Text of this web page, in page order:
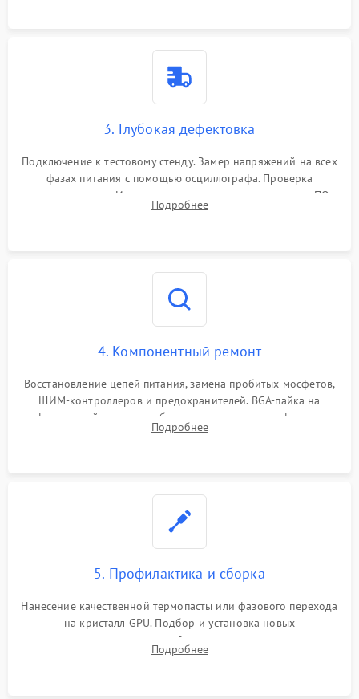
3. Глубокая дефектовка
Подключение к тестовому стенду. Замер напряжений на всех
фазах питания с помощью осциллографа. Проверка
инициализации. Использование специализированного ПО
MATS
Подробнее
4. Компонентный ремонт
Восстановление цепей питания, замена пробитых мосфетов,
ШИМ-контроллеров и предохранителей. BGA-пайка на
инфракрасной станции реболлинг или замена графического
чипа и дефектной памяти GDDR. Прошивка BIOS
Подробнее
5. Профилактика и сборка
Нанесение качественной термопасты или фазового перехода
на кристалл GPU. Подбор и установка новых
термопрокладок правильной толщины на память и цепи
питания. Монтаж радиатора и бэкплейта, подключение и
Подробнее